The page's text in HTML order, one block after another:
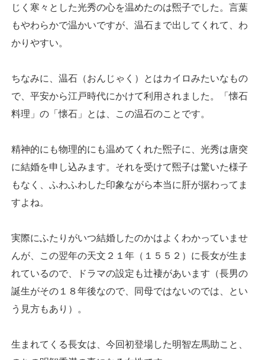
じく寒々とした光秀の心を温めたのは煕子でした。言葉
もやわらかで温かいですが、温石まで出してくれて、わ
かりやすい。
ちなみに、温石（おんじゃく）とはカイロみたいなもの
で、平安から江戸時代にかけて利用されました。「懐石
料理」の「懐石」とは、この温石のことです。
精神的にも物理的にも温めてくれた煕子に、光秀は唐突
に結婚を申し込みます。それを受けて煕子は驚いた様子
もなく、ふわふわした印象ながら本当に肝が据わってま
すよね。
実際にふたりがいつ結婚したのかはよくわかっていませ
んが、この翌年の天文２１年（１５５２）に長女が生ま
れているので、ドラマの設定も辻褄があいます（長男の
誕生がその１８年後なので、同母ではないのでは、とい
う見方もあり）。
生まれてくる長女は、今回初登場した明智左馬助こと、